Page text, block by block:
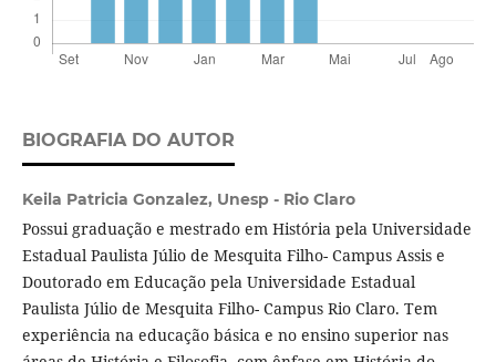
BIOGRAFIA DO AUTOR
Keila Patricia Gonzalez, Unesp - Rio Claro
Possui graduação e mestrado em História pela Universidade
Estadual Paulista Júlio de Mesquita Filho- Campus Assis e
Doutorado em Educação pela Universidade Estadual
Paulista Júlio de Mesquita Filho- Campus Rio Claro. Tem
experiência na educação básica e no ensino superior nas